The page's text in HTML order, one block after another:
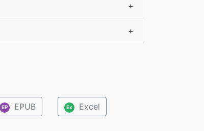
+
+
EP EPUB Ex Excel